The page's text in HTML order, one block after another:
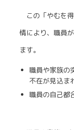
この「やむを
情により、職員
ます。
職員や家族の
不在が見込ま
職員の自己都